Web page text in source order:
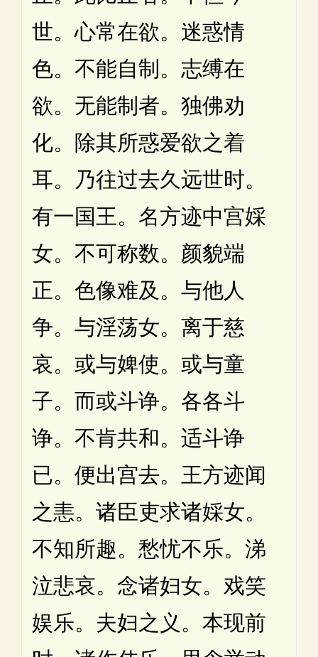
世。心常在欲。迷惑情
色。不能自制。志缚在
欲。无能制者。独佛劝
化。除其所惑爱欲之着
耳。乃往过去久远世时。
有一国王。名方迹中宫婇
女。不可称数。颜貌端
正。色像难及。与他人
争。与淫荡女。离于慈
哀。或与婢使。或与童
子。而或斗诤。各各斗
诤。不肯共和。适斗诤
已。便出宫去。王方迹闻
之恚。诸臣吏求诸婇女。
不知所趣。愁忧不乐。涕
泣悲哀。念诸妇女。戏笑
娱乐。夫妇之义。本现前